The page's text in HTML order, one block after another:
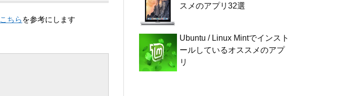
こちら を参考にします
スメのアプリ32選
Ubuntu / Linux Mintでインスト
ールしているオススメのアプ
リ